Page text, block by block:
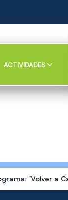
ACTIVIDADES
"Volver a